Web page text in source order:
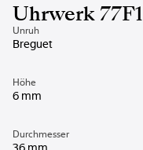
Uhrwerk 77F1
Unruh
Breguet
Höhe
6 mm
Durchmesser